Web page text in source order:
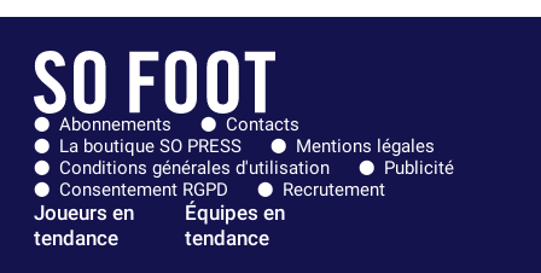
Abonnements
Contacts
La boutique SO PRESS
Mentions légales
Conditions générales d'utilisation
Publicité
Consentement RGPD
Recrutement
Joueurs en
tendance
Équipes en
tendance